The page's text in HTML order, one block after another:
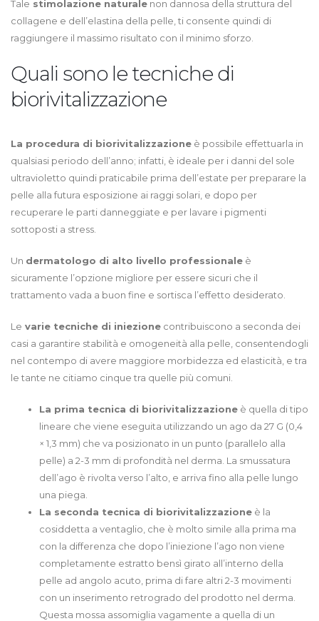
Tale stimolazione naturale non dannosa della struttura del
collagene e dell’elastina della pelle, ti consente quindi di
raggiungere il massimo risultato con il minimo sforzo.
Quali sono le tecniche di
biorivitalizzazione
La procedura di biorivitalizzazione è possibile effettuarla in
qualsiasi periodo dell’anno; infatti, è ideale per i danni del sole
ultravioletto quindi praticabile prima dell’estate per preparare la
pelle alla futura esposizione ai raggi solari, e dopo per
recuperare le parti danneggiate e per lavare i pigmenti
sottoposti a stress.
Un dermatologo di alto livello professionale è
sicuramente l’opzione migliore per essere sicuri che il
trattamento vada a buon fine e sortisca l’effetto desiderato.
Le varie tecniche di iniezione contribuiscono a seconda dei
casi a garantire stabilità e omogeneità alla pelle, consentendogli
nel contempo di avere maggiore morbidezza ed elasticità, e tra
le tante ne citiamo cinque tra quelle più comuni.
La prima tecnica di biorivitalizzazione è quella di tipo
lineare che viene eseguita utilizzando un ago da 27 G (0,4
× 1,3 mm) che va posizionato in un punto (parallelo alla
pelle) a 2-3 mm di profondità nel derma. La smussatura
dell’ago è rivolta verso l’alto, e arriva fino alla pelle lungo
una piega.
La seconda tecnica di biorivitalizzazione è la
cosiddetta a ventaglio, che è molto simile alla prima ma
con la differenza che dopo l’iniezione l’ago non viene
completamente estratto bensì girato all’interno della
pelle ad angolo acuto, prima di fare altri 2-3 movimenti
con un inserimento retrogrado del prodotto nel derma.
Questa mossa assomiglia vagamente a quella di un